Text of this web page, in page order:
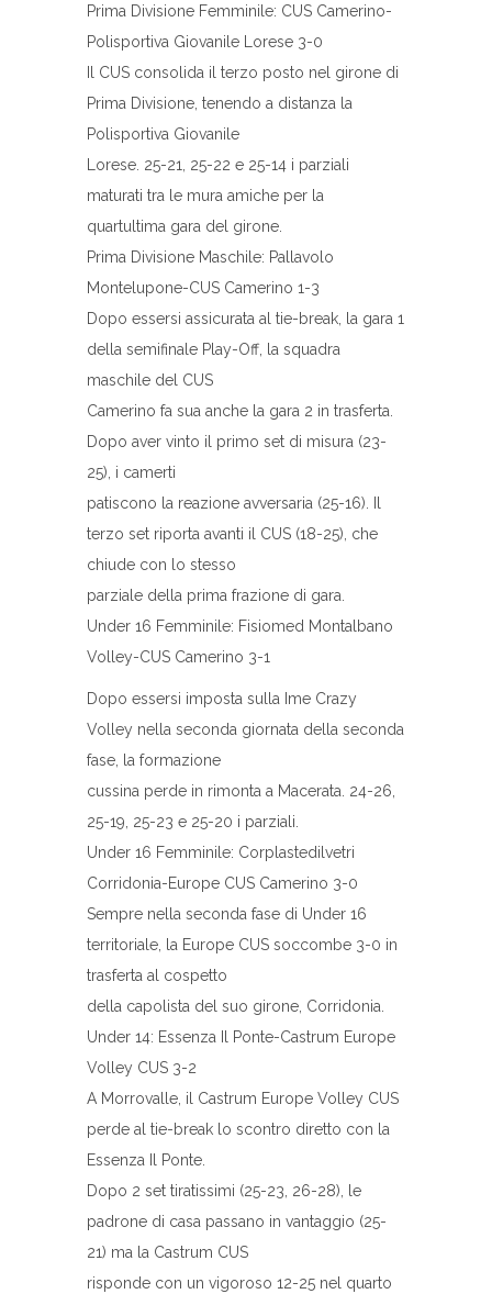
Prima Divisione Femminile: CUS Camerino-
Polisportiva Giovanile Lorese 3-0
Il CUS consolida il terzo posto nel girone di
Prima Divisione, tenendo a distanza la
Polisportiva Giovanile
Lorese. 25-21, 25-22 e 25-14 i parziali
maturati tra le mura amiche per la
quartultima gara del girone.
Prima Divisione Maschile: Pallavolo
Montelupone-CUS Camerino 1-3
Dopo essersi assicurata al tie-break, la gara 1
della semifinale Play-Off, la squadra
maschile del CUS
Camerino fa sua anche la gara 2 in trasferta.
Dopo aver vinto il primo set di misura (23-
25), i camerti
patiscono la reazione avversaria (25-16). Il
terzo set riporta avanti il CUS (18-25), che
chiude con lo stesso
parziale della prima frazione di gara.
Under 16 Femminile: Fisiomed Montalbano
Volley-CUS Camerino 3-1
Dopo essersi imposta sulla Ime Crazy
Volley nella seconda giornata della seconda
fase, la formazione
cussina perde in rimonta a Macerata. 24-26,
25-19, 25-23 e 25-20 i parziali.
Under 16 Femminile: Corplastedilvetri
Corridonia-Europe CUS Camerino 3-0
Sempre nella seconda fase di Under 16
territoriale, la Europe CUS soccombe 3-0 in
trasferta al cospetto
della capolista del suo girone, Corridonia.
Under 14: Essenza Il Ponte-Castrum Europe
Volley CUS 3-2
A Morrovalle, il Castrum Europe Volley CUS
perde al tie-break lo scontro diretto con la
Essenza Il Ponte.
Dopo 2 set tiratissimi (25-23, 26-28), le
padrone di casa passano in vantaggio (25-
21) ma la Castrum CUS
risponde con un vigoroso 12-25 nel quarto